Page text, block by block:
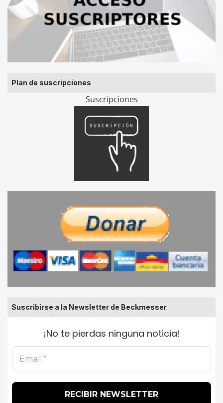
Plan de suscripciones
Suscripciones
Suscribirse a la Newsletter de Beckmesser
¡No te pierdas ninguna noticia!